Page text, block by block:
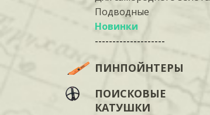
Подводные
Новинки
--------------------
ПИНПОЙНТЕРЫ
ПОИСКОВЫЕ
КАТУШКИ